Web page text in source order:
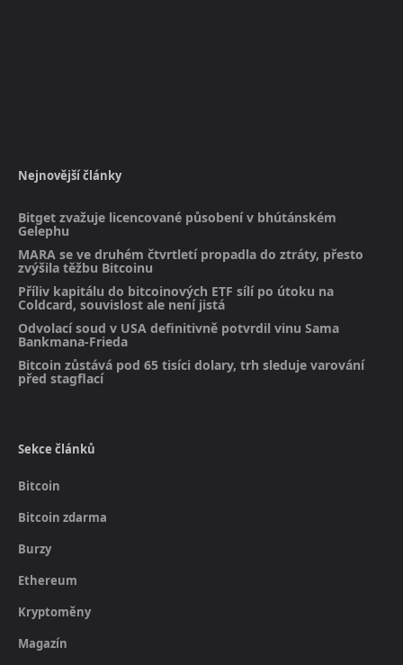
Nejnovější články
Bitget zvažuje licencované působení v bhútánském
Gelephu
MARA se ve druhém čtvrtletí propadla do ztráty, přesto
zvýšila těžbu Bitcoinu
Příliv kapitálu do bitcoinových ETF sílí po útoku na
Coldcard, souvislost ale není jistá
Odvolací soud v USA definitivně potvrdil vinu Sama
Bankmana-Frieda
Bitcoin zůstává pod 65 tisíci dolary, trh sleduje varování
před stagflací
Sekce článků
Bitcoin
Bitcoin zdarma
Burzy
Ethereum
Kryptoměny
Magazín